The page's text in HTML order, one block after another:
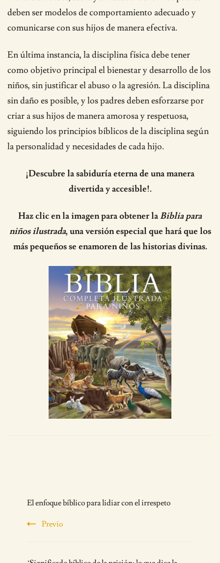
deben ser modelos de comportamiento adecuado y
comunicarse con sus hijos de manera efectiva.
En última instancia, la disciplina física debe tener
como objetivo principal el bienestar y desarrollo de los
niños, sin justificar el abuso o la agresión. La disciplina
sin daño es posible, y los padres deben esforzarse por
criar a sus hijos de manera amorosa y respetuosa,
siguiendo los principios bíblicos de la disciplina según
la personalidad y necesidades de cada hijo.
¡Descubre la sabiduría eterna de una manera
divertida y accesible!.
Haz clic en la imagen para obtener laBiblia para
niños ilustrada, una versión especial que hará que los
más pequeños se enamoren de las historias divinas.
Navigation
El enfoque bíblico para lidiar con el irrespeto
Previo